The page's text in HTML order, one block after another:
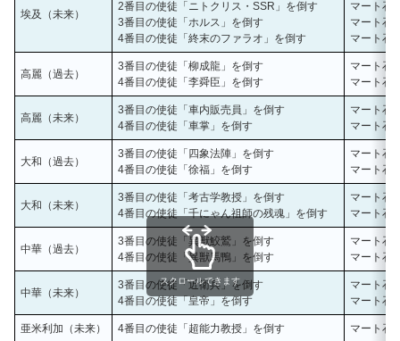
埃及（未来）
2番目の使徒「ニトクリス・SSR」を倒す
3番目の使徒「ホルス」を倒す
4番目の使徒「終末のファラオ」を倒す
マート石
マート石
マート石
高麗（過去）
3番目の使徒「柳成龍」を倒す
4番目の使徒「李舜臣」を倒す
マート石
マート石
高麗（未来）
3番目の使徒「車内販売員」を倒す
4番目の使徒「車掌」を倒す
マート石
マート石
大和（過去）
3番目の使徒「四象法陣」を倒す
4番目の使徒「徐福」を倒す
マート石
マート石
大和（未来）
3番目の使徒「考古学教授」を倒す
4番目の使徒「千にゃん祖師の残魂」を倒す
マート石
マート石
中華（過去）
3番目の使徒「異獣鮫鷲」を倒す
4番目の使徒「異獣馬鴨」を倒す
マート石
マート石
中華（未来）
3番目の使徒「近衛兵」を倒す
4番目の使徒「皇帝」を倒す
マート石
マート石
亜米利加（未来） 4番目の使徒「超能力教授」を倒す マート石
スクロールできます